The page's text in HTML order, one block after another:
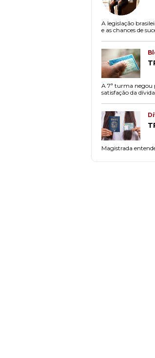
A legislação
e as chances de
A 7ª turma negou
satisfação da dívida.
Magistrada